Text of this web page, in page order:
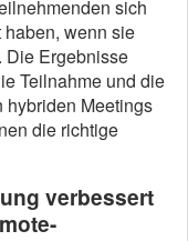
sich
haben, wenn sie
Die Ergebnisse
Teilnahme und die
hybriden Meetings
die richtige
verbessert